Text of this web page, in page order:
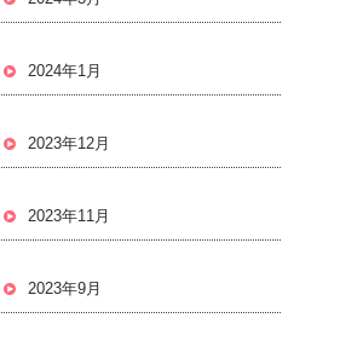
2024年1月
2023年12月
2023年11月
2023年9月